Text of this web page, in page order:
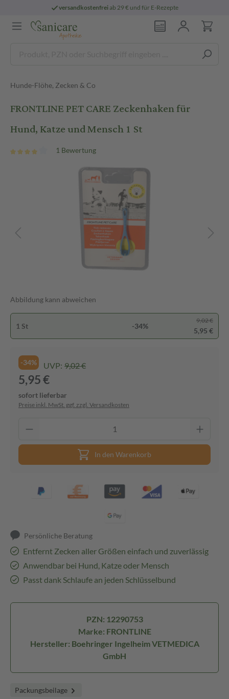
versandkostenfreiab 29 € und für E-Rezepte
Hunde-Flöhe, Zecken & Co
FRONTLINE PET CARE Zeckenhaken für
Hund, Katze und Mensch 1 St
1 Bewertung
Abbildung kann abweichen
1 St -34%
9,02 €
5,95 €
-34% UVP: 9,02 €
5,95 €
sofort lieferbar
Preise inkl. MwSt. ggf. zzgl. Versandkosten
In den Warenkorb
Persönliche Beratung
Entfernt Zecken aller Größen einfach und zuverlässig
Anwendbar bei Hund, Katze oder Mensch
Passt dank Schlaufe an jeden Schlüsselbund
PZN: 12290753
Marke: FRONTLINE
Hersteller: Boehringer Ingelheim VETMEDICA
GmbH
Packungsbeilage